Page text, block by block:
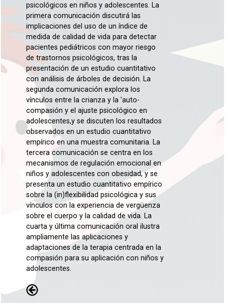
psicológicos en niños y adolescentes. La
primera comunicación discutirá las
implicaciones del uso de un índice de
medida de calidad de vida para detectar
pacientes pediátricos con mayor riesgo
de trastornos psicológicos, tras la
presentación de un estudio cuantitativo
con análisis de árboles de decisión. La
segunda comunicación explora los
vínculos entre la crianza y la 'auto-
compasión y el ajuste psicológico en
adolescentes,y se discuten los resultados
observados en un estudio cuantitativo
empírico en una muestra comunitaria. La
tercera comunicación se centra en los
mecanismos de regulación emocional en
niños y adolescentes con obesidad, y se
presenta un estudio cuantitativo empírico
sobre la (in)flexibilidad psicológica y sus
vínculos con la experiencia de vergüenza
sobre el cuerpo y la calidad de vida. La
cuarta y última comunicación oral ilustra
ampliamente las aplicaciones y
adaptaciones de la terapia centrada en la
compasión para su aplicación con niños y
adolescentes.